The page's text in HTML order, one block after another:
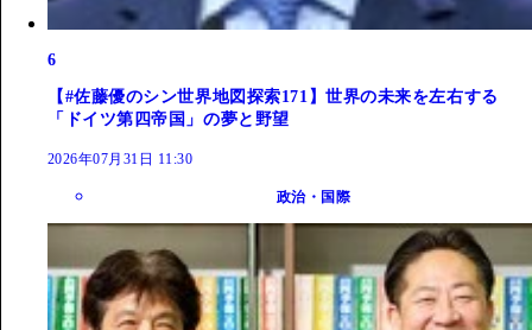
6
【#佐藤優のシン世界地図探索171】世界の未来を左右する
「ドイツ第四帝国」の夢と野望
2026年07月31日 11:30
政治・国際